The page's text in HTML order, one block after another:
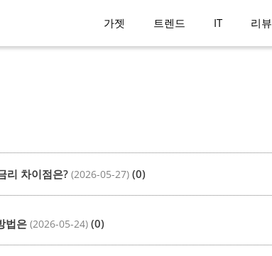
가젯 트렌드 IT 리뷰
리 차이점은? (2026-05-27) (0)
법은 (2026-05-24) (0)